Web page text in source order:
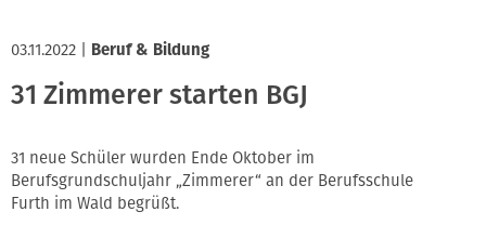
03.11.2022 Beruf & Bildung
31 Zimmerer starten BGJ
31 neue Schüler wurden Ende Oktober im
Berufsgrundschuljahr „Zimmerer“ an der Berufsschule
Furth im Wald begrüßt.